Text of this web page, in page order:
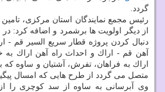
گردد.
رئیس مجمع نمایندگان استان مركزی،
از دیگر اولویت ها برشمرد و اضافه كرد:
دنبال كردن پروژه قطار سریع السیر قم -
آهن قم - اراك و احداث راه آهن اراك به
اراك به فراهان، تفرش، آشتیان و ساوه كه
متصل می گردد از طرح هایی كه امسال
وی آبرسانی به ساوه از سد كوچری را